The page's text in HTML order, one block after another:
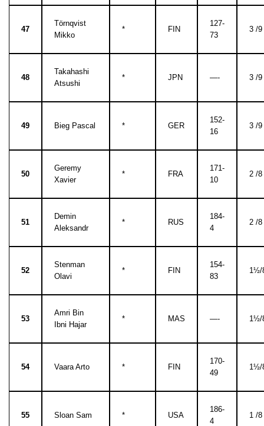
47
Törnqvist
Mikko
* FIN
127-
73
3 /9
48
Takahashi
Atsushi
* JPN —- 3 /9
49 Bieg Pascal * GER
152-
16
3 /9
50
Geremy
Xavier
* FRA
171-
10
2 /8
51
Demin
Aleksandr
* RUS
184-
4
2 /8
52
Stenman
Olavi
* FIN
154-
83
1½/
53
Amri Bin
Ibni Hajar
* MAS —- 1½/
54 Vaara Arto * FIN
170-
49
1½/
55 Sloan Sam * USA
186-
4
1 /8